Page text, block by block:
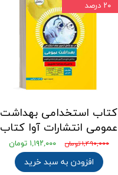
کتاب استخدامی بهداشت
عمومی انتشارات آوا کتاب
۱,۴۹۰,۰۰۰ تومان ۱,۱۹۲,۰۰۰ تومان
افزودن به سبد خرید
۲۰ درصد